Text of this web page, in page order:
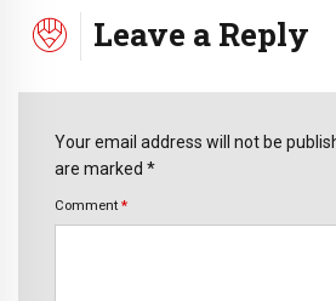
Leave a Reply
Your email address will not be
are marked *
Comment *